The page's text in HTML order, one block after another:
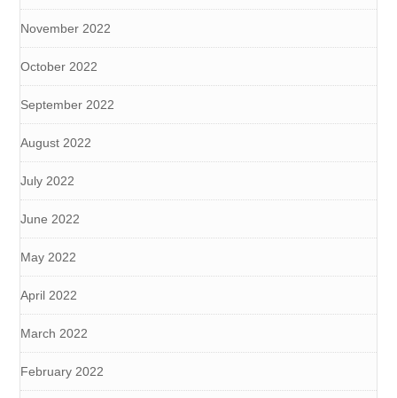
November 2022
October 2022
September 2022
August 2022
July 2022
June 2022
May 2022
April 2022
March 2022
February 2022